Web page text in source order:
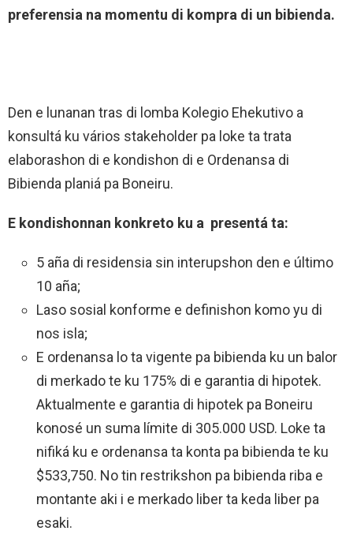
preferensia na momentu di kompra di un bibienda.
Den e lunanan tras di lomba Kolegio Ehekutivo a
konsultá ku vários stakeholder pa loke ta trata
elaborashon di e kondishon di e Ordenansa di
Bibienda planiá pa Boneiru.
E kondishonnan konkreto ku a presentá ta:
5 aña di residensia sin interupshon den e último
10 aña;
Laso sosial konforme e definishon komo yu di
nos isla;
E ordenansa lo ta vigente pa bibienda ku un balor
di merkado te ku 175% di e garantia di hipotek.
Aktualmente e garantia di hipotek pa Boneiru
konosé un suma límite di 305.000 USD. Loke ta
nifiká ku e ordenansa ta konta pa bibienda te ku
$533,750. No tin restrikshon pa bibienda riba e
montante aki i e merkado liber ta keda liber pa
esaki.